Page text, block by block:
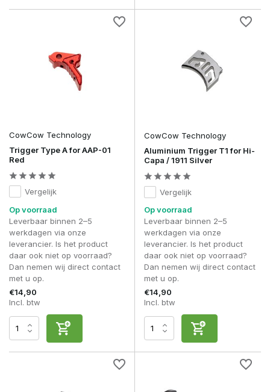
CowCow Technology
Trigger Type A for AAP-01
Red
Vergelijk
Op voorraad
Leverbaar binnen 2–5
werkdagen via onze
leverancier. Is het product
daar ook niet op voorraad?
Dan nemen wij direct contact
met u op.
€14,90
Incl. btw
CowCow Technology
Aluminium Trigger T1 for Hi-
Capa / 1911 Silver
Vergelijk
Op voorraad
Leverbaar binnen 2–5
werkdagen via onze
leverancier. Is het product
daar ook niet op voorraad?
Dan nemen wij direct contact
met u op.
€14,90
Incl. btw